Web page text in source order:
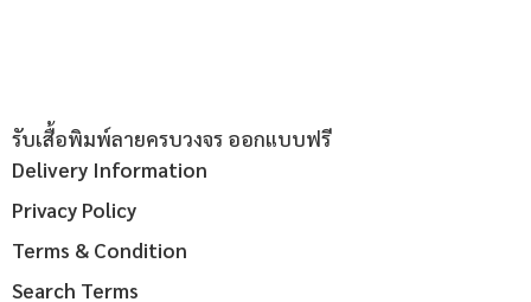
รับเสื้อพิมพ์ลายครบวงจร ออกแบบฟรี
Delivery Information
Privacy Policy
Terms & Condition
Search Terms